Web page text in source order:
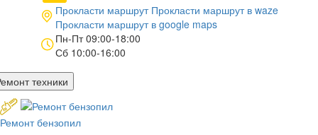
Прокласти маршрут Прокласти маршрут в waze
Прокласти маршрут в google maps
Пн-Пт 09:00-18:00
Сб 10:00-16:00
техники
Ремонт бензопил